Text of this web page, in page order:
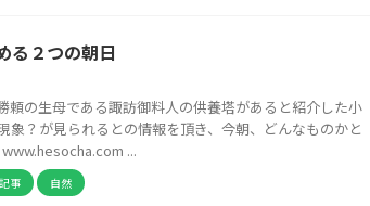
る２つの朝日
頼の生母である諏訪御料人の供養塔があると紹介した小
象？が見られるとの情報を頂き、今朝、どんなものかと
...
事 自然